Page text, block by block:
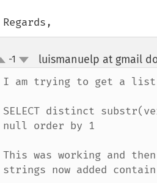
Regards,
up
down
-1 luismanuelp at gmail
I am trying to get a
SELECT distinct
null order by 1
This was working and
strings now added